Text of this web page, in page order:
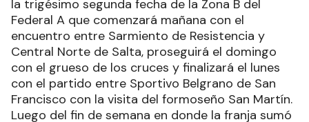
la trigésimo segunda fecha de la Zona B del
Federal A que comenzará mañana con el
encuentro entre Sarmiento de Resistencia y
Central Norte de Salta, proseguirá el domingo
con el grueso de los cruces y finalizará el lunes
con el partido entre Sportivo Belgrano de San
Francisco con la visita del formoseño San Martín.
Luego del fin de semana en donde la franja sumó